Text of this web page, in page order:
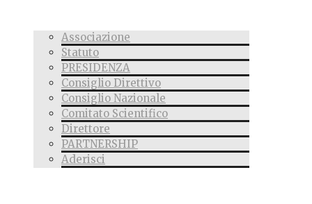
Associazione
Statuto
PRESIDENZA
Consiglio Direttivo
Consiglio Nazionale
Comitato Scientifico
Direttore
PARTNERSHIP
Aderisci